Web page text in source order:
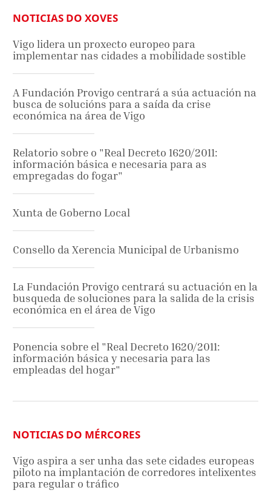
NOTICIAS DO XOVES
Vigo lidera un proxecto europeo para
implementar nas cidades a mobilidade sostible
A Fundación Provigo centrará a súa actuación na
busca de solucións para a saída da crise
económica na área de Vigo
Relatorio sobre o "Real Decreto 1620/2011:
información básica e necesaria para as
empregadas do fogar"
Xunta de Goberno Local
Consello da Xerencia Municipal de Urbanismo
La Fundación Provigo centrará su actuación en la
busqueda de soluciones para la salida de la crisis
económica en el área de Vigo
Ponencia sobre el "Real Decreto 1620/2011:
información básica y necesaria para las
empleadas del hogar"
NOTICIAS DO MÉRCORES
Vigo aspira a ser unha das sete cidades europeas
piloto na implantación de corredores intelixentes
para regular o tráfico